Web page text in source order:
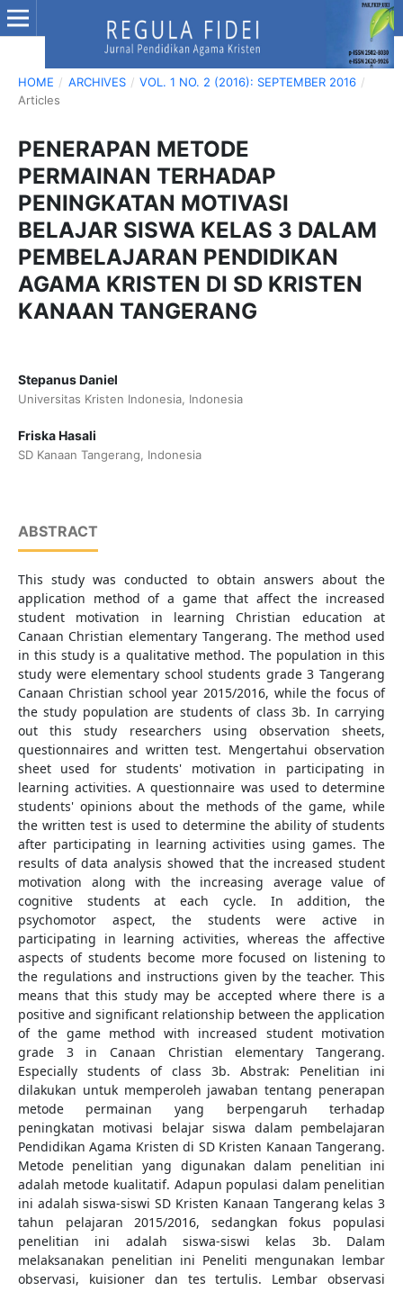
HOME / ARCHIVES / VOL. 1 NO. 2 (2016): SEPTEMBER 2016 /
Articles
PENERAPAN METODE
PERMAINAN TERHADAP
PENINGKATAN MOTIVASI
BELAJAR SISWA KELAS 3 DALAM
PEMBELAJARAN PENDIDIKAN
AGAMA KRISTEN DI SD KRISTEN
KANAAN TANGERANG
Stepanus Daniel
Universitas Kristen Indonesia, Indonesia
Friska Hasali
SD Kanaan Tangerang, Indonesia
ABSTRACT
This study was conducted to obtain answers about the
application method of a game that affect the increased
student motivation in learning Christian education at
Canaan Christian elementary Tangerang. The method used
in this study is a qualitative method. The population in this
study were elementary school students grade 3 Tangerang
Canaan Christian school year 2015/2016, while the focus of
the study population are students of class 3b. In carrying
out this study researchers using observation sheets,
questionnaires and written test. Mengertahui observation
sheet used for students' motivation in participating in
learning activities. A questionnaire was used to determine
students' opinions about the methods of the game, while
the written test is used to determine the ability of students
after participating in learning activities using games. The
results of data analysis showed that the increased student
motivation along with the increasing average value of
cognitive students at each cycle. In addition, the
psychomotor aspect, the students were active in
participating in learning activities, whereas the affective
aspects of students become more focused on listening to
the regulations and instructions given by the teacher. This
means that this study may be accepted where there is a
positive and significant relationship between the application
of the game method with increased student motivation
grade 3 in Canaan Christian elementary Tangerang.
Especially students of class 3b. Abstrak: Penelitian ini
dilakukan untuk memperoleh jawaban tentang penerapan
metode permainan yang berpengaruh terhadap
peningkatan motivasi belajar siswa dalam pembelajaran
Pendidikan Agama Kristen di SD Kristen Kanaan Tangerang.
Metode penelitian yang digunakan dalam penelitian ini
adalah metode kualitatif. Adapun populasi dalam penelitian
ini adalah siswa-siswi SD Kristen Kanaan Tangerang kelas 3
tahun pelajaran 2015/2016, sedangkan fokus populasi
penelitian ini adalah siswa-siswi kelas 3b. Dalam
melaksanakan penelitian ini Peneliti mengunakan lembar
observasi, kuisioner dan tes tertulis. Lembar observasi